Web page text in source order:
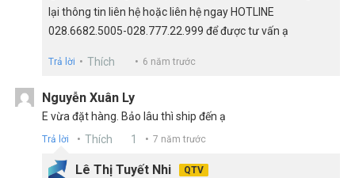
lại thông tin liên hệ hoặc liên hệ ngay HOTLINE
028.6682.5005-028.777.22.999 để được tư vấn ạ
Trả lời Thích 6 năm trước
Nguyễn Xuân Ly
E vừa đặt hàng. Bảo lâu thì ship đến ạ
Trả lời Thích 1 7 năm trước
Lê Thị Tuyết Nhi QTV